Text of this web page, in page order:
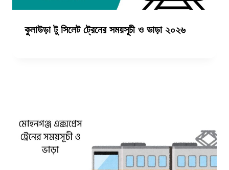
কুলাউড়া টু সিলেট ট্রেনের সময়সূচী ও ভাড়া ২০২৬